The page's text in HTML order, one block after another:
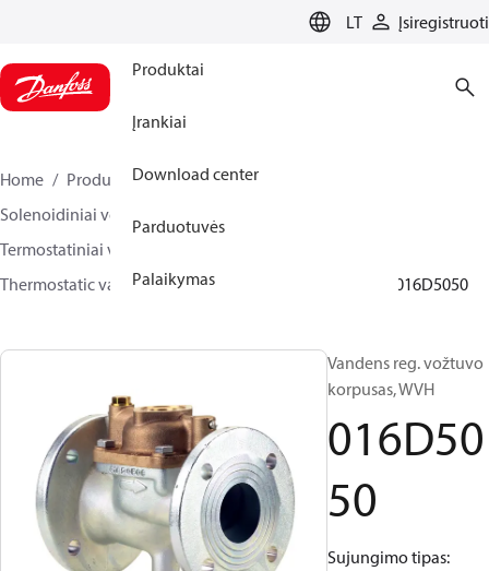
LT Įsiregistruoti
Produktai
Įrankiai
Download center
Parduotuvės
Palaikymas
Home Produktai
Climate Solutions for heating
Solenoidiniai vožtuvai, Skysčio valdikliai
Termostatiniai vožtuvai
Thermostatic valves - WVTS - Parts program
016D5050
Vandens reg. vožtuvo
korpusas, WVH
016D50
50
Sujungimo tipas: